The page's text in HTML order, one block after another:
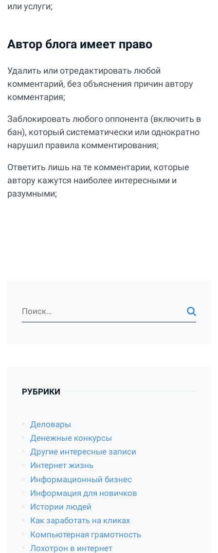
или услуги;
Автор блога имеет право
Удалить или отредактировать любой
комментарий, без объяснения причин автору
комментария;
Заблокировать любого оппонента (включить в
бан), который систематически или однократно
нарушил правила комментирования;
Ответить лишь на те комментарии, которые
автору кажутся наиболее интересными и
разумными;
РУБРИКИ
Деловары
Денежные конкурсы
Другие интересные записи
Интернет жизнь
Информационный бизнес
Информация для новичков
Истории людей
Как заработать на кликах
Компьютерная грамотность
Лохотрон в интернет